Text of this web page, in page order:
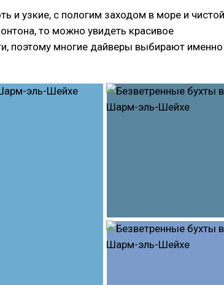
и узкие, с пологим заходом в море и чистой
то можно увидеть красивое
поэтому многие дайверы выбирают именно